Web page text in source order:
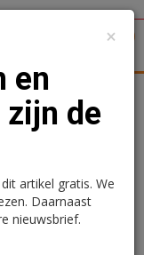
Retail Logistiek
Wat
×
en
zijn de
artikel gratis. We
Daarnaast
nieuwsbrief.